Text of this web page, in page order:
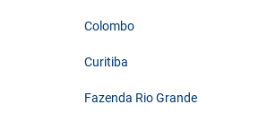
Colombo
Curitiba
Fazenda Rio Grande